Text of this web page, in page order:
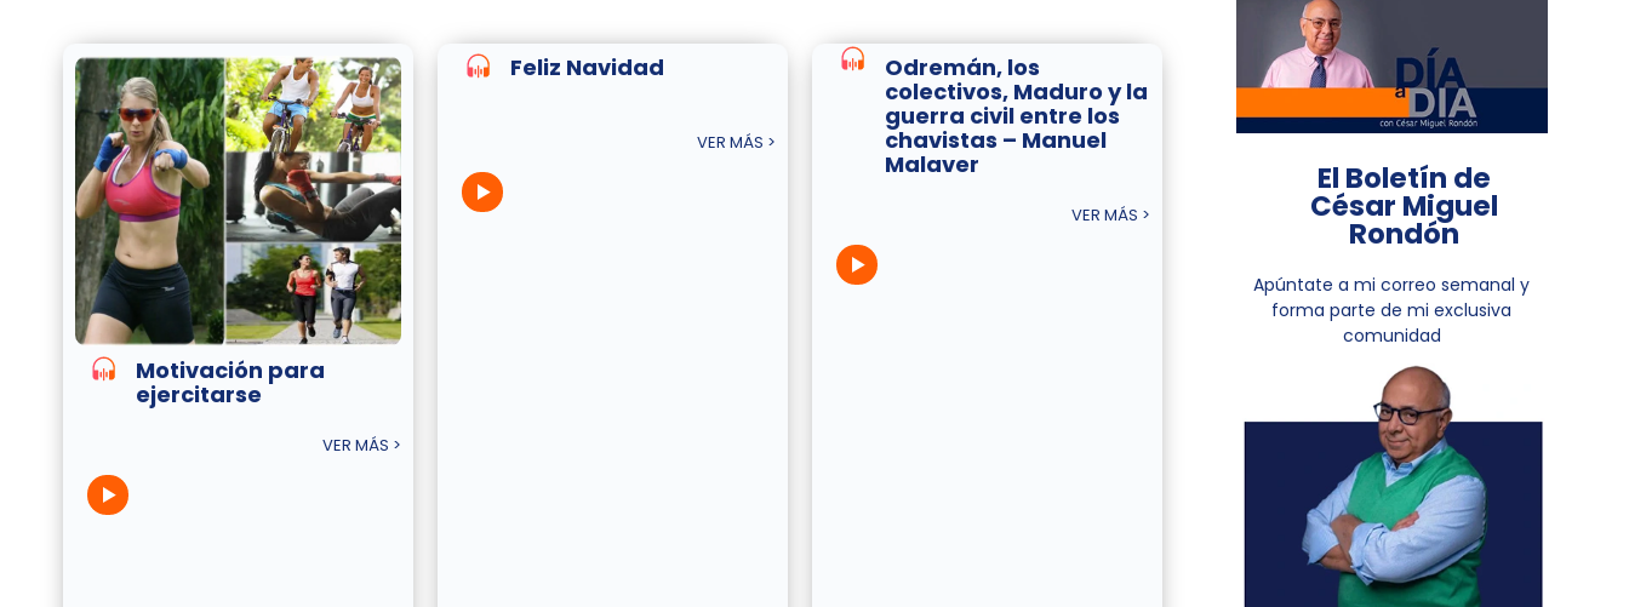
Motivación para
ejercitarse
VER MÁS >
Feliz Navidad
VER MÁS >
Odremán, los
colectivos, Maduro y la
guerra civil entre los
chavistas – Manuel
Malaver
VER MÁS >
El Boletín de
César Miguel
Rondón
Apúntate a mi correo semanal y
forma parte de mi exclusiva
comunidad